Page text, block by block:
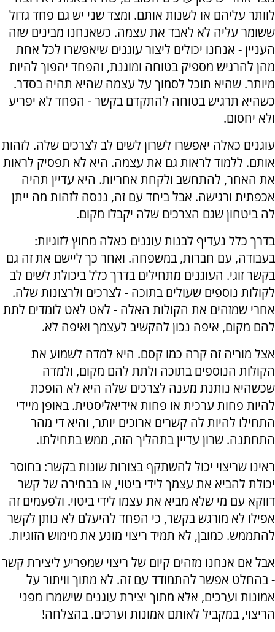
לוותר עליהם או לשנות אותם. ומצד שני יש גם פחד גדול
ששומר עליה לא לאבד את עצמה. כשאנחנו מבינים שזה
העניין - אנחנו יכולים ליצור עוגנים שיאפשרו לכל אחת
מהן להרגיש מספיק בטוחה ומוגנת, והפחד יהפוך להיות
מיותר. שהיא תוכל לסמוך על עצמה שהיא תהיה בסדר.
כשהיא תרגיש בטוחה להתקדם בקשר - הפחד לא יפריע
ולא יחסום.
עוגנים כאלה יאפשרו לשרון לשים לב לצרכים שלה. לזהות
אותם. ללמוד לראות גם את עצמה. היא לא תפסיק לראות
את האחר, להתחשב ולקחת אחריות. היא עדיין תהיה
אכפתית ורגישה. אבל ביחד עם זה, ננסה לזהות מה ייתן
לה ביטחון שגם הצרכים שלה יקבלו מקום.
בדרך כלל נעדיף לבנות עוגנים כאלה מחוץ לזוגיות:
בעבודה, עם חברות, במשפחה. ואחר כך ליישם את זה גם
בקשר זוגי. העוגנים מתחילים בדרך כלל ביכולת לשים לב
לקולות נוספים שעולים בתוכה - לצרכים ולרצונות שלה.
אחרי שמזהים את הקולות האלה - לאט לאט לומדים לתת
להם מקום, איפה נכון להקשיב לעצמך ואיפה לא.
אצל מוריה זה קרה כמו קסם. היא למדה לשמוע את
הקולות הנוספים בתוכה ולתת להם מקום, ולמדה
שכשהיא נותנת מענה לצרכים שלה היא לא הופכת
להיות פחות ערכית או פחות אידיאליסטית. באופן מיידי
התחילו להיות לה קשרים ארוכים יותר, והיא די מהר
התחתנה. שרון עדיין בתהליך הזה, ממש בתחילתו.
ראינו שריצוי יכול להשתקף בצורות שונות בקשר: בחוסר
יכולת להביא את עצמך לידי ביטוי, או בבחירה של קשר
דווקא עם מי שלא מביא את עצמו לידי ביטוי. ולפעמים זה
אפילו לא מורגש בקשר, כי הפחד להיעלם לא נותן לקשר
להתממש. כמובן, לא תמיד ריצוי מונע את מימוש הזוגיות.
אבל אם אנחנו מזהים קיום של ריצוי שמפריע ליצירת קשר
- בהחלט אפשר להתמודד עם זה. לא מתוך וויתור על
אמונות וערכים, אלא מתוך יצירת עוגנים שישמרו מפני
הריצוי, במקביל לאותם אמונות וערכים. בהצלחה!